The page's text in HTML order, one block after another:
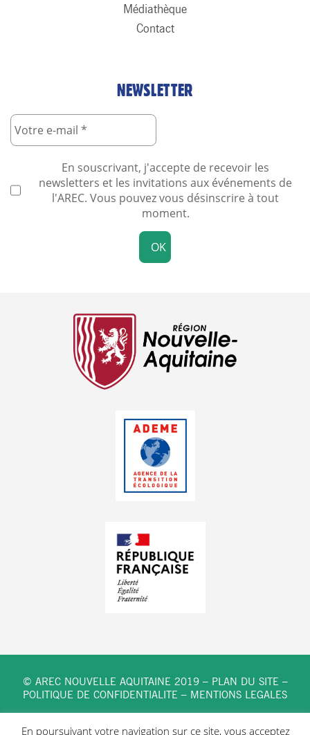
Médiathèque
Contact
NEWSLETTER
En souscrivant, j'accepte de recevoir les
newsletters et les invitations aux événements de
l'AREC. Vous pouvez vous désinscrire à tout
moment.
© AREC NOUVELLE AQUITAINE 2019 – PLAN DU SITE–
POLITIQUE DE CONFIDENTIALITE – MENTIONS LEGALES
En poursuivant votre navigation sur ce site, vous acceptez